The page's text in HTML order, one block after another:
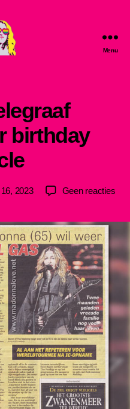
Menu
birthday
2023 Geen reactiesop